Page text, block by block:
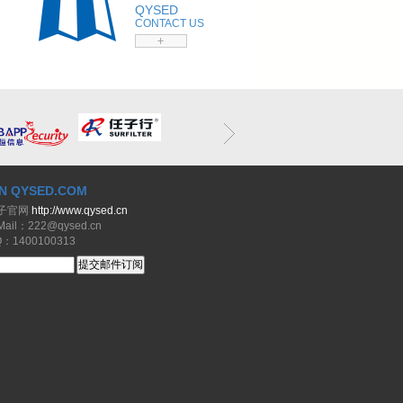
QYSED
CONTACT US
QYSED.COM
官网 http://www.qysed.cn
：222@qysed.cn
1400100313